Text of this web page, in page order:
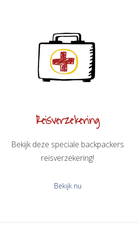
Reisverzekering
Bekijk deze speciale backpackers
reisverzekering!
Bekijk nu